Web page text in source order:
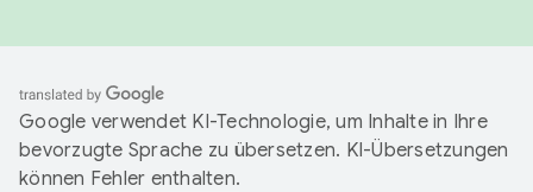
Google verwendet KI-Technologie, um Inhalte in Ihre
bevorzugte Sprache zu übersetzen. KI-Übersetzungen
können Fehler enthalten.